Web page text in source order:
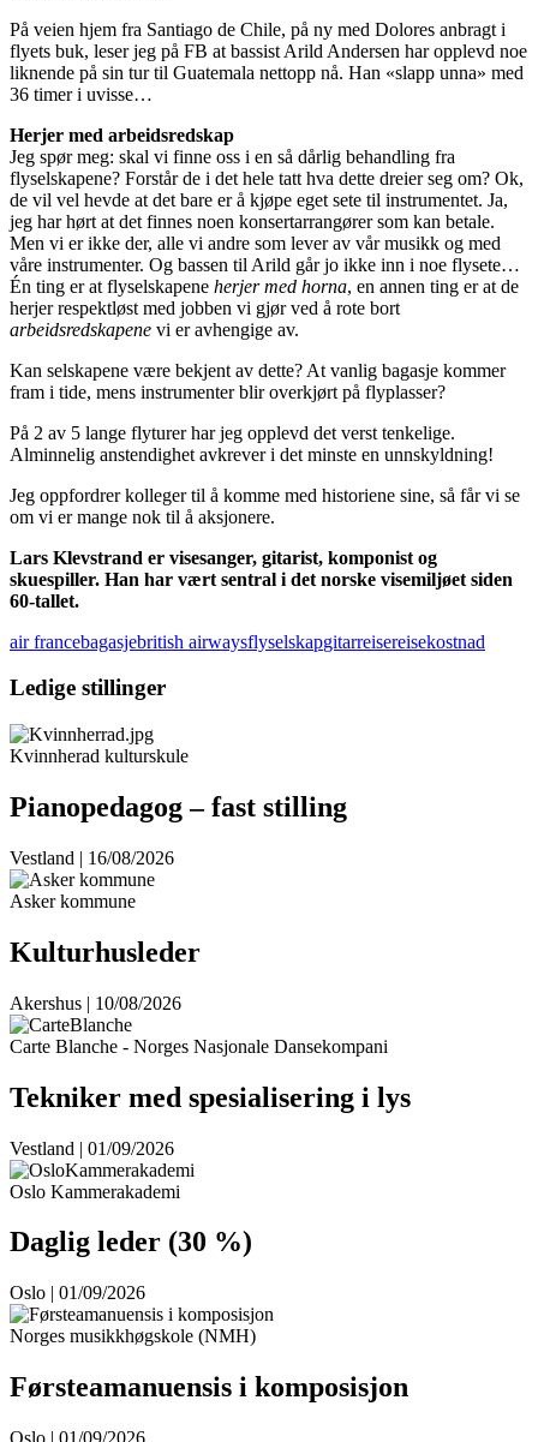
På veien hjem fra Santiago de Chile, på ny med Dolores anbragt i
flyets buk, leser jeg på FB at bassist Arild Andersen har opplevd noe
liknende på sin tur til Guatemala nettopp nå. Han «slapp unna» med
36 timer i uvisse…
Herjer med arbeidsredskap
Jeg spør meg: skal vi finne oss i en så dårlig behandling fra
flyselskapene? Forstår de i det hele tatt hva dette dreier seg om? Ok,
de vil vel hevde at det bare er å kjøpe eget sete til instrumentet. Ja,
jeg har hørt at det finnes noen konsertarrangører som kan betale.
Men vi er ikke der, alle vi andre som lever av vår musikk og med
våre instrumenter. Og bassen til Arild går jo ikke inn i noe flysete…
Én ting er at flyselskapene herjer med horna, en annen ting er at de
herjer respektløst med jobben vi gjør ved å rote bort
arbeidsredskapene vi er avhengige av.
Kan selskapene være bekjent av dette? At vanlig bagasje kommer
fram i tide, mens instrumenter blir overkjørt på flyplasser?
På 2 av 5 lange flyturer har jeg opplevd det verst tenkelige.
Alminnelig anstendighet avkrever i det minste en unnskyldning!
Jeg oppfordrer kolleger til å komme med historiene sine, så får vi se
om vi er mange nok til å aksjonere.
Lars Klevstrand er visesanger, gitarist, komponist og
skuespiller. Han har vært sentral i det norske visemiljøet siden
60-tallet.
air francebagasjebritish airwaysflyselskapgitarreisereisekostnad
Ledige stillinger
Kvinnherad kulturskule
Pianopedagog – fast stilling
Vestland | 16/08/2026
Asker kommune
Kulturhusleder
Akershus | 10/08/2026
Carte Blanche - Norges Nasjonale Dansekompani
Tekniker med spesialisering i lys
Vestland | 01/09/2026
Oslo Kammerakademi
Daglig leder (30 %)
Oslo | 01/09/2026
Norges musikkhøgskole (NMH)
Førsteamanuensis i komposisjon